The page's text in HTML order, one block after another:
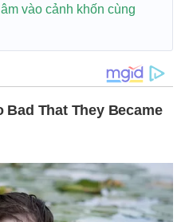
vào cảnh khốn cùng